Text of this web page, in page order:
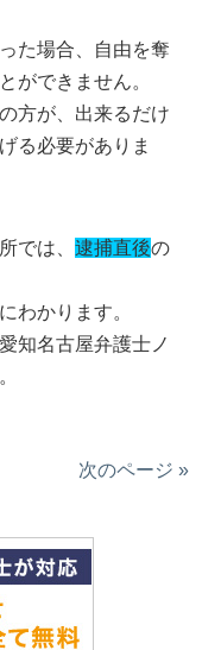
た場合、自由を奪
ができません。
方が、出来るだけ
る必要がありま
では、逮捕直後の
わかります。
知名古屋弁護士ノ
次のページ »